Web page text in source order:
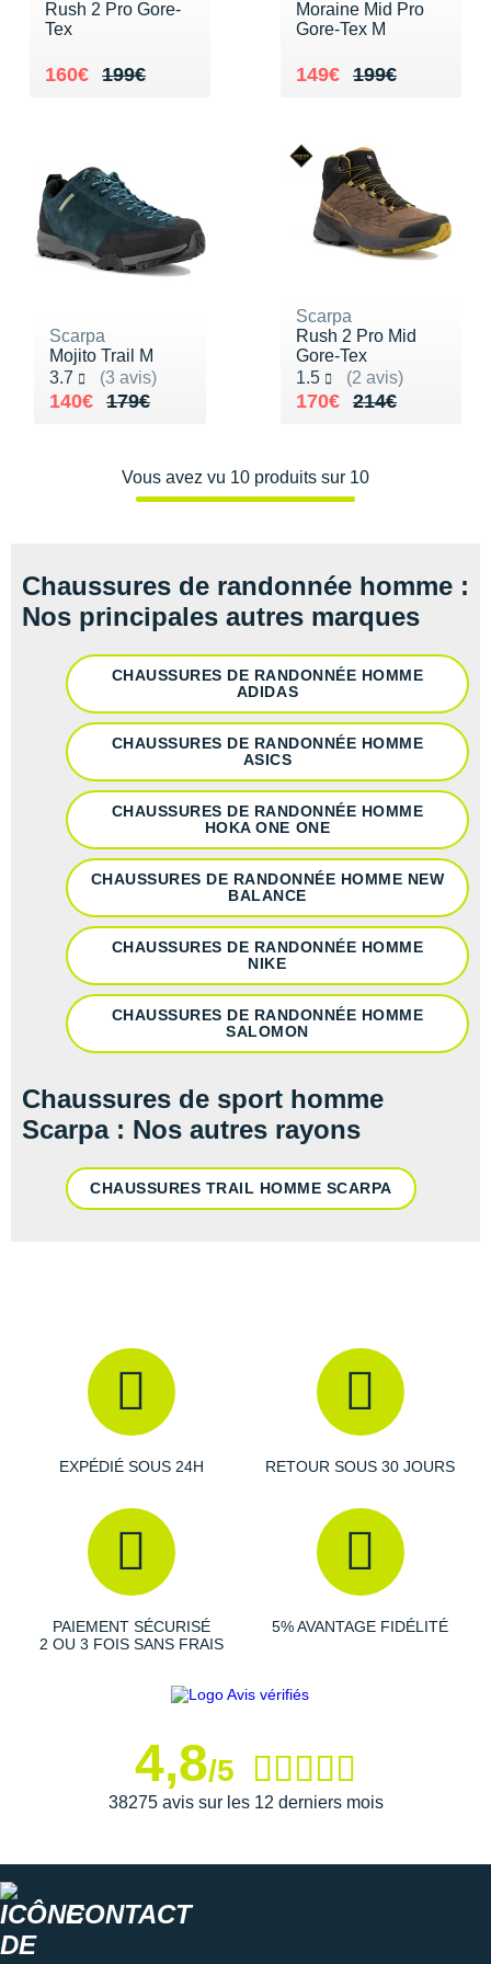
Rush 2 Pro Gore-
Tex
199€
Au lieu de 199€
160€
Vendu 160€
Moraine Mid Pro
Gore-Tex M
199€
Au lieu de 199€
149€
Vendu 149€
Scarpa
Mojito Trail M
3.7
(3 avis)
Noté 3.7 sur 5
179€
Au lieu de 179€
140€
Vendu 140€
Scarpa
Rush 2 Pro Mid
Gore-Tex
1.5
(2 avis)
Noté 1.5 sur 5
214€
Au lieu de 214€
170€
Vendu 170€
Vous avez vu 10 produits sur 10
Chaussures de randonnée homme :
Nos principales autres marques
CHAUSSURES DE RANDONNÉE HOMME
ADIDAS
CHAUSSURES DE RANDONNÉE HOMME
ASICS
CHAUSSURES DE RANDONNÉE HOMME
HOKA ONE ONE
CHAUSSURES DE RANDONNÉE HOMME NEW
BALANCE
CHAUSSURES DE RANDONNÉE HOMME
NIKE
CHAUSSURES DE RANDONNÉE HOMME
SALOMON
Chaussures de sport homme
Scarpa : Nos autres rayons
CHAUSSURES TRAIL HOMME SCARPA
EXPÉDIÉ SOUS 24H RETOUR SOUS 30 JOURS
PAIEMENT SÉCURISÉ
2 OU 3 FOIS SANS FRAIS
5% AVANTAGE FIDÉLITÉ
4,8/5
38275 avis sur les 12 derniers mois
CONTACT
PAR MARQUES
DÉSTOCKAGE
On-Running
Orca
OVERSTIMS
Petzl
Polar
Salomon
Saucony
Saxx
Scarpa
Scott
Shokz
Smoon
Speedo
Suunto
Ta Energy
Thuasne
Under Armour
Withings
+ Voir toutes les marques